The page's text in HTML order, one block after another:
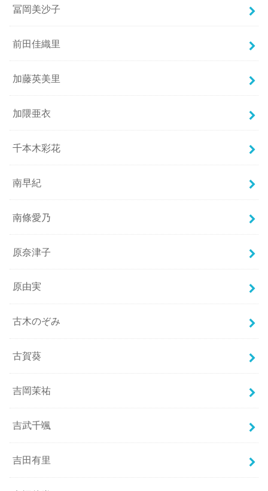
冨岡美沙子
前田佳織里
加藤英美里
加隈亜衣
千本木彩花
南早紀
南條愛乃
原奈津子
原由実
古木のぞみ
古賀葵
吉岡茉祐
吉武千颯
吉田有里